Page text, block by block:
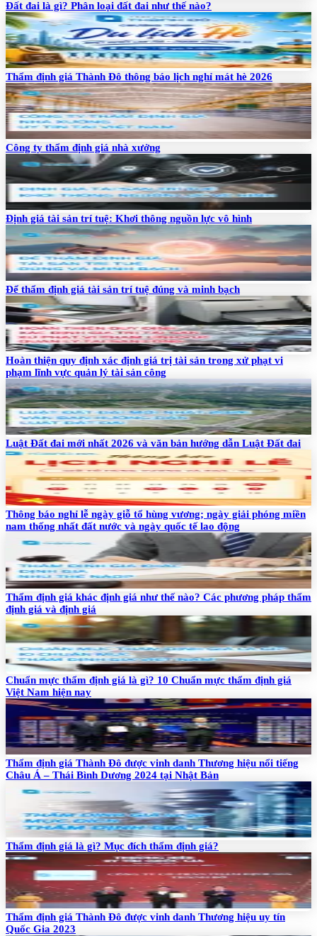
Đất đai là gì? Phân loại đất đai như thế nào?
Thẩm định giá Thành Đô thông báo lịch nghỉ mát hè 2026
Công ty thẩm định giá nhà xưởng
Định giá tài sản trí tuệ: Khơi thông nguồn lực vô hình
Để thẩm định giá tài sản trí tuệ đúng và minh bạch
Hoàn thiện quy định xác định giá trị tài sản trong xử phạt vi
phạm lĩnh vực quản lý tài sản công
Luật Đất đai mới nhất 2026 và văn bản hướng dẫn Luật Đất đai
Thông báo nghỉ lễ ngày giỗ tổ hùng vương; ngày giải phóng miền
nam thống nhất đất nước và ngày quốc tế lao động
Thẩm định giá khác định giá như thế nào? Các phương pháp thẩm
định giá và định giá
Chuẩn mực thẩm định giá là gì? 10 Chuẩn mực thẩm định giá
Việt Nam hiện nay
Thẩm định giá Thành Đô được vinh danh Thương hiệu nổi tiếng
Châu Á – Thái Bình Dương 2024 tại Nhật Bản
Thẩm định giá là gì? Mục đích thẩm định giá?
Thẩm định giá Thành Đô được vinh danh Thương hiệu uy tín
Quốc Gia 2023